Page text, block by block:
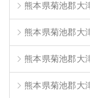
熊本県菊池郡大
熊本県菊池郡大
熊本県菊池郡大
熊本県菊池郡大